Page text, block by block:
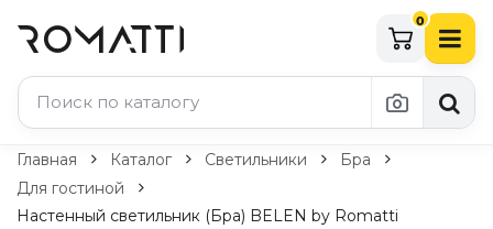
0
Каталог Romatti
Свет и освещение
Главная Каталог Светильники
Бра
Для гостиной
Настенный светильник (Бра) BELEN by Romatti